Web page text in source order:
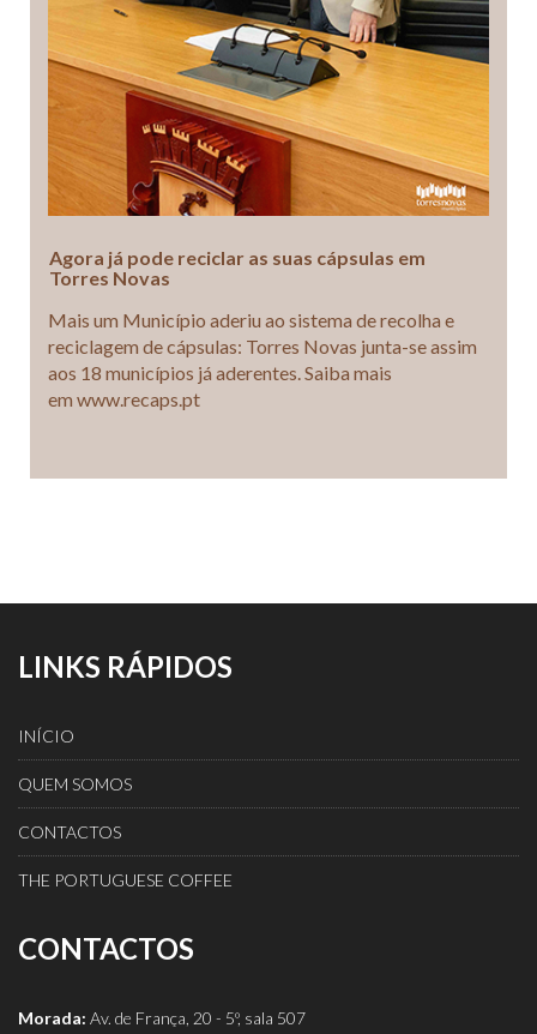
Agora já pode reciclar as suas cápsulas em
Torres Novas
Mais um Município aderiu ao sistema de recolha e
reciclagem de cápsulas: Torres Novas junta-se assim
aos 18 municípios já aderentes. Saiba mais
em www.recaps.pt
LINKS RÁPIDOS
INÍCIO
QUEM SOMOS
CONTACTOS
THE PORTUGUESE COFFEE
CONTACTOS
Morada: Av. de França, 20 - 5º, sala 507